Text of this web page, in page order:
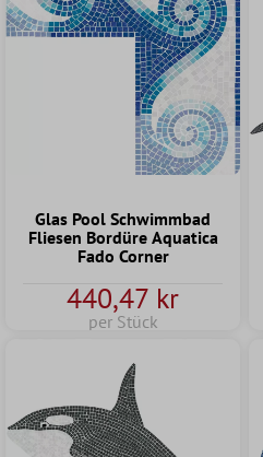
Glas Pool Schwimmbad
Fliesen Bordüre Aquatica
Fado Corner
440,47 kr
per Stück